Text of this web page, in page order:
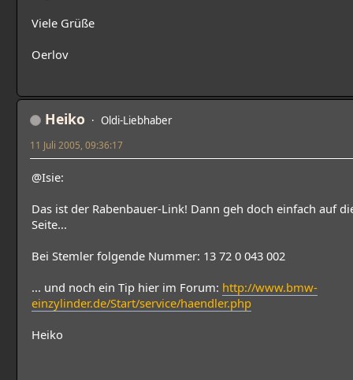
Viele Grüße
Oerlov
Heiko Oldi-Liebhaber
11 Juli 2005, 09:36:17
@Isie:
Das ist der Rabenbauer-Link! Dann geh doch einfach auf
Seite...
Bei Stemler folgende Nummer: 13 72 0 043 002
... und noch ein Tip hier im Forum: http://www.bmw-
einzylinder.de/Start/service/haendler.php
Heiko